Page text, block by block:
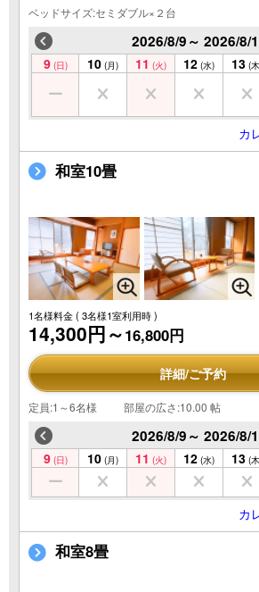
ベッドサイズ:セミダブル×２台
2026/8/9～ 2026/8/
9 (日) 10 (月) 11 (火) 12 (水) 13 (
カ
和室10畳
1名様料金( 3名様1室利用時 )
14,300円～16,800円
詳細/ご予約
定員:1～6名様 部屋の広さ:10.00 帖
2026/8/9～ 2026/8/
9 (日) 10 (月) 11 (火) 12 (水) 13 (
カ
和室8畳